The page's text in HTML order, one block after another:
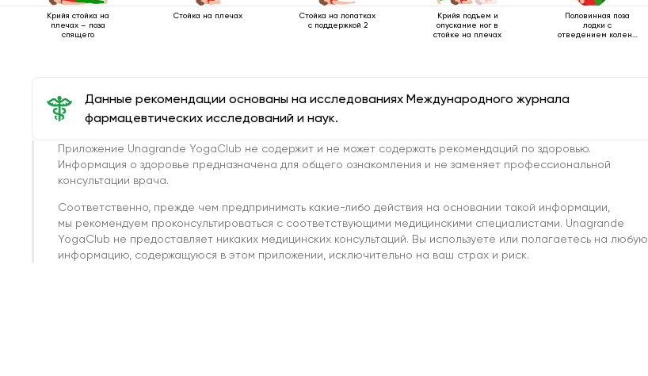
Крийя стойка на
плечах – поза
спящего
Стойка на плечах
Стойка на лопатках
с поддержкой 2
Крийя подъем и
опускание ног в
стойке на плечах
Половинная поза
лодки с
отведением колена
Данные рекомендации основаны на исследованиях Международного журнала
фармацевтических исследований и наук.
Приложение Unagrande YogaClub не содержит и не может содержать рекомендаций по здоровью.
Информация о здоровье предназначена для общего ознакомления и не заменяет профессиональной
консультации врача.
Соответственно, прежде чем предпринимать какие-либо действия на основании такой информации,
мы рекомендуем проконсультироваться с соответствующими медицинскими специалистами. Unagrande
YogaClub не предоставляет никаких медицинских консультаций. Вы используете или полагаетесь на любую
информацию, содержащуюся в этом приложении, исключительно на ваш страх и риск.